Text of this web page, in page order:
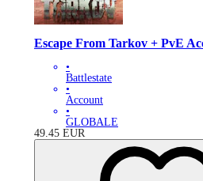
Escape From Tarkov + PvE
•
Battlestate
•
Account
•
GLOBALE
49.45 EUR